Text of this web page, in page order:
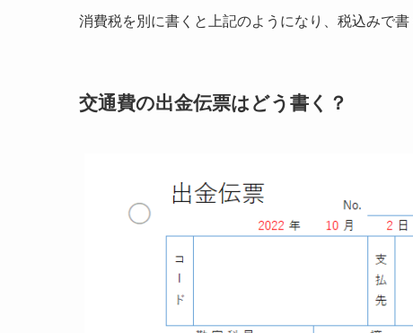
消費税を別に書くと上記のようになり、税込みで書
交通費の出金伝票はどう書く？